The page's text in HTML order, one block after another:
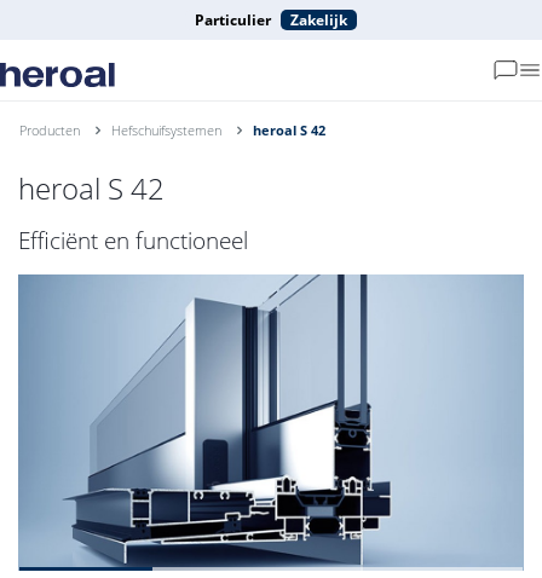
Particulier Zakelijk
Producten Hefschuifsystemen heroal S 42
heroal S 42
Efficiënt en functioneel